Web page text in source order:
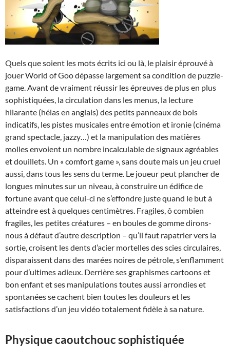
Quels que soient les mots écrits ici ou là, le plaisir éprouvé à
jouer World of Goo dépasse largement sa condition de puzzle-
game. Avant de vraiment réussir les épreuves de plus en plus
sophistiquées, la circulation dans les menus, la lecture
hilarante (hélas en anglais) des petits panneaux de bois
indicatifs, les pistes musicales entre émotion et ironie (cinéma
grand spectacle, jazzy…) et la manipulation des matières
molles envoient un nombre incalculable de signaux agréables
et douillets. Un « comfort game », sans doute mais un jeu cruel
aussi, dans tous les sens du terme. Le joueur peut plancher de
longues minutes sur un niveau, à construire un édifice de
fortune avant que celui-ci ne s’effondre juste quand le but à
atteindre est à quelques centimètres. Fragiles, ô combien
fragiles, les petites créatures – en boules de gomme dirons-
nous à défaut d’autre description – qu’il faut rapatrier vers la
sortie, croisent les dents d’acier mortelles des scies circulaires,
disparaissent dans des marées noires de pétrole, s’enflamment
pour d’ultimes adieux. Derrière ses graphismes cartoons et
bon enfant et ses manipulations toutes aussi arrondies et
spontanées se cachent bien toutes les douleurs et les
satisfactions d’un jeu vidéo totalement fidèle à sa nature.
Physique caoutchouc sophistiquée